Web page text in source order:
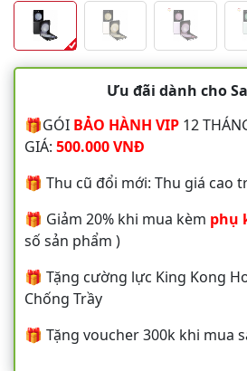
Ưu đãi dành cho
🎁GÓI BẢO HÀNH VIP 12
GIÁ: 500.000 VNĐ
🎁 Thu cũ đổi mới: Thu giá cao
🎁 Giảm 20% khi mua kèm phụ
số sản phẩm )
🎁 Tặng cường lực King Kong
Chống Trầy
🎁 Tặng voucher 300k khi mua